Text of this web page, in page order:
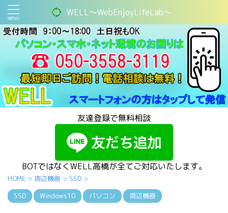
WELL～WebEnjoyLifeLab～
友達登録で無料相談
BOTではなくWELL高橋が全てご対応いたします。
HOME > 周辺機器 > SSD >
SSD
Windows10 パソコン 周辺機器